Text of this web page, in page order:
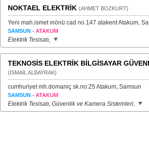
NOKTAEL ELEKTRİK (AHMET BOZKURT)
Yeni mah.ismet ınönü cad no.147 atakent Atakum,
SAMSUN - ATAKUM
Elektrik Tesisatı,
TEKNOSİS ELEKTRİK BİLGİSAYAR
(İSMAİL ALBAYRAK)
cumhuriyet mh.domaniç sk.no:25 Atakum, Samsun
SAMSUN - ATAKUM
Elektrik Tesisatı, Güvenlik ve Kamera Sistemleri,